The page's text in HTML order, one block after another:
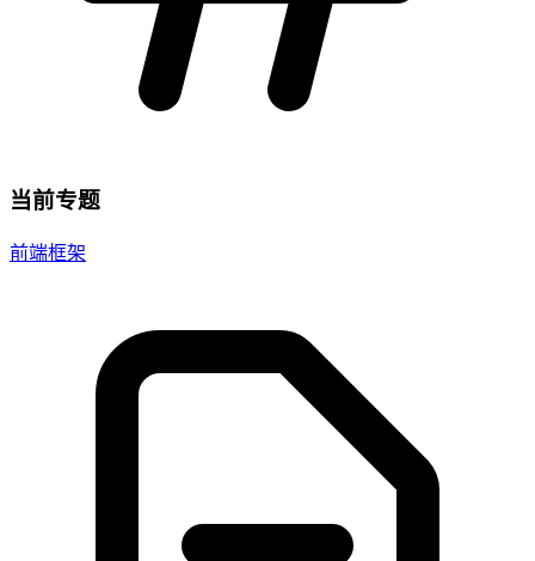
当前专题
前端框架